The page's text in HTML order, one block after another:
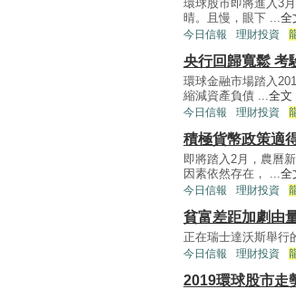
環球股市即將進入3
晴。且慢，眼下 ...全
今日信報 理財投資
央行回歸寬鬆 考
環球金融市場踏入
縮減資產負債 ...全文
今日信報 理財投資
積極貨幣政策適
即將踏入2月，農曆
因素依然存在， ...全
今日信報 理財投資
貧富差距加劇由
正在瑞士達沃斯舉行
今日信報 理財投資
2019環球股市走